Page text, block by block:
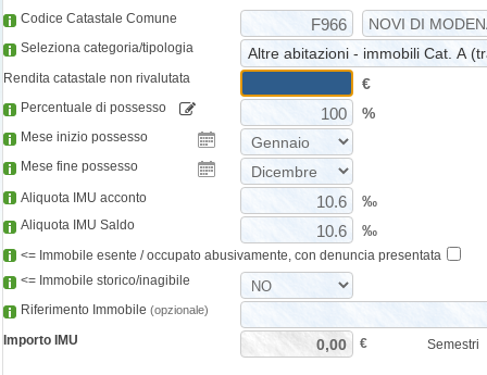
Codice Catastale Comune
Seleziona categoria/tipologia
Rendita catastale non rivalutata
€
Percentuale di possesso %
Mese inizio possesso
Mese fine possesso
Aliquota IMU acconto ‰
Aliquota IMU Saldo ‰
<= Immobile esente / occupato abusivamente, con denuncia presentata
<= Immobile storico/inagibile
Riferimento Immobile (opzionale)
Importo IMU € Semestri